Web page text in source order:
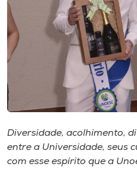
Editora
Rádio
Museu
Store
Diversidade, acolhimento,
entre a Universidade, seus
com esse espírito que a